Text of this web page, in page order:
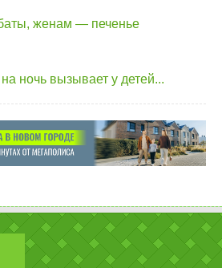
женам — печенье
ночь вызывает у детей...